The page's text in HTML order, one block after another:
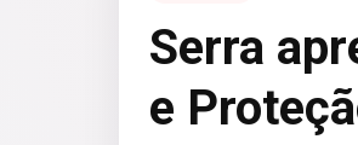
Serra
e